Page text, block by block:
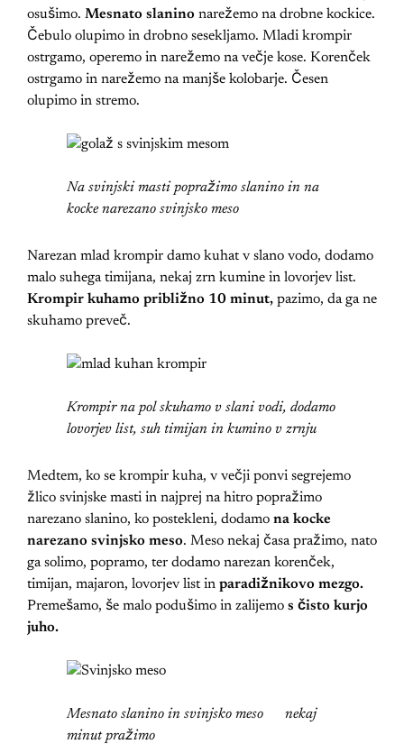
osušimo. Mesnato slanino narežemo na drobne kockice.
Čebulo olupimo in drobno sesekljamo. Mladi krompir
ostrgamo, operemo in narežemo na večje kose. Korenček
ostrgamo in narežemo na manjše kolobarje. Česen
olupimo in stremo.
Na svinjski masti popražimo slanino in na
kocke narezano svinjsko meso
Narezan mlad krompir damo kuhat v slano vodo, dodamo
malo suhega timijana, nekaj zrn kumine in lovorjev list.
Krompir kuhamo približno 10 minut, pazimo, da ga ne
skuhamo preveč.
Krompir na pol skuhamo v slani vodi, dodamo
lovorjev list, suh timijan in kumino v zrnju
Medtem, ko se krompir kuha, v večji ponvi segrejemo
žlico svinjske masti in najprej na hitro popražimo
narezano slanino, ko postekleni, dodamo na kocke
narezano svinjsko meso. Meso nekaj časa pražimo, nato
ga solimo, popramo, ter dodamo narezan korenček,
timijan, majaron, lovorjev list in paradižnikovo mezgo.
Premešamo, še malo podušimo in zalijemo s čisto kurjo
juho.
Mesnato slanino in svinjsko meso nekaj
minut pražimo